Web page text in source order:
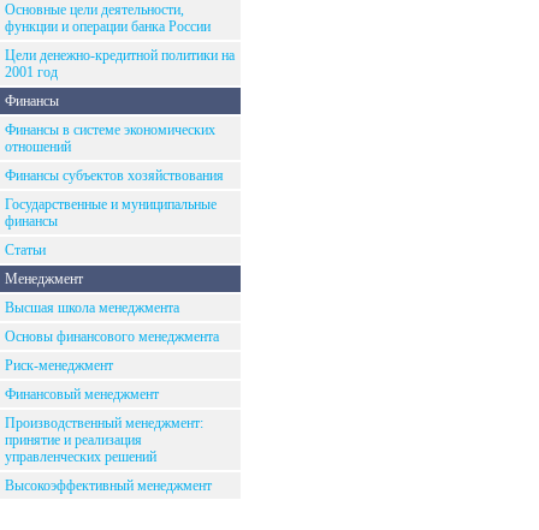
Основные цели деятельности,
функции и операции банка России
Цели денежно-кредитной политики на
2001 год
Финансы
Финансы в системе экономических
отношений
Финансы субъектов хозяйствования
Государственные и муниципальные
финансы
Статьи
Менеджмент
Высшая школа менеджмента
Основы финансового менеджмента
Риск-менеджмент
Финансовый менеджмент
Производственный менеджмент:
принятие и реализация
управленческих решений
Высокоэффективный менеджмент